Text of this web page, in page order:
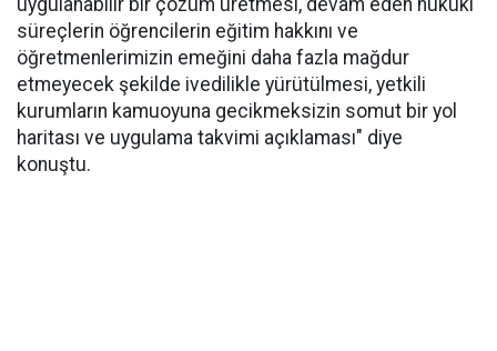
uygulanabilir bir çözüm üretmesi, devam eden hukuki
süreçlerin öğrencilerin eğitim hakkını ve
öğretmenlerimizin emeğini daha fazla mağdur
etmeyecek şekilde ivedilikle yürütülmesi, yetkili
kurumların kamuoyuna gecikmeksizin somut bir yol
haritası ve uygulama takvimi açıklaması" diye
konuştu.